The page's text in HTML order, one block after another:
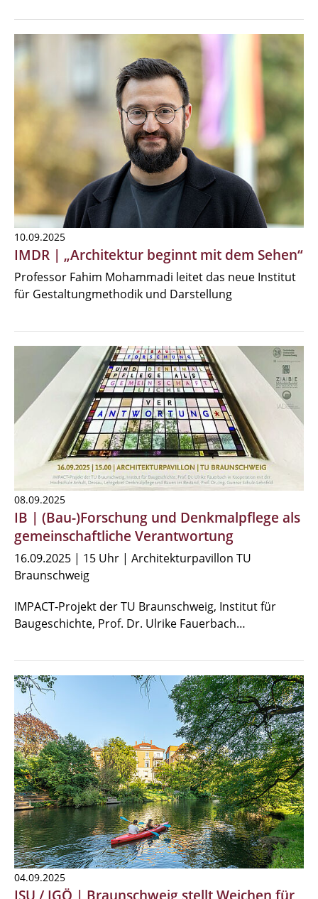
10.09.2025
IMDR | „Architektur beginnt mit dem Sehen“
Professor Fahim Mohammadi leitet das neue Institut
für Gestaltungmethodik und Darstellung
08.09.2025
IB | (Bau-)Forschung und Denkmalpflege als
gemeinschaftliche Verantwortung
16.09.2025 | 15 Uhr | Architekturpavillon TU
Braunschweig
IMPACT-Projekt der TU Braunschweig, Institut für
Baugeschichte, Prof. Dr. Ulrike Fauerbach…
04.09.2025